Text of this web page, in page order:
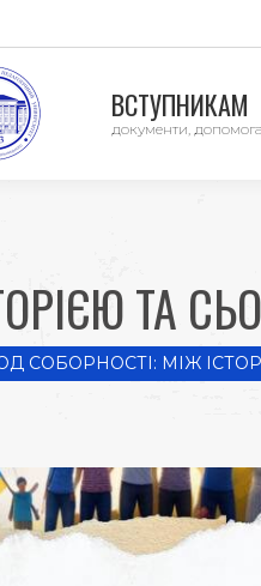
ВСТУПНИКАМ
документи,
ТА
СОБОРНОСТІ: МІЖ